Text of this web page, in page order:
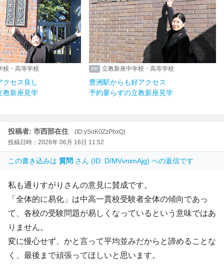
校・高等学校
クセス良し
教新座見学
立教新座中学校・高等学校
豊洲駅からも好アクセス
予約要らずの立教新座見学
投稿者: 市西部在住
(ID:ySoK0ZzPbxQ)
投稿日時：2026年 06月 16日 11:52
この書き込みは 質問 さん (ID: D/MVvnimAjg) への返信です
私も通りすがりさんの意見に賛成です。
「全体的に易化」は中高一貫校受験者全体の傾向であっ
て、各校の受験問題が易しくなっているという意味ではあ
りません。
変に慢心せず、かと言って平均並みだからと諦めることな
く、最後まで頑張ってほしいと思います。